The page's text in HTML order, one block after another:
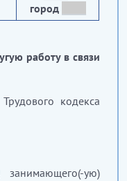
город
работу в связи
кодекса
занимающего(-ую)